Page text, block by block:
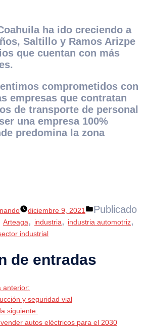
ha ido creciendo a
Saltillo y Ramos Arizpe
que cuentan con más
comprometidos con
empresas que contratan
de transporte de personal
una empresa 100%
predomina la zona
diciembre 9, 2021
Publicado
Arteaga, industria, industria automotriz,
industrial
de entradas
anterior:
y seguridad vial
siguiente:
autos eléctricos para el 2030